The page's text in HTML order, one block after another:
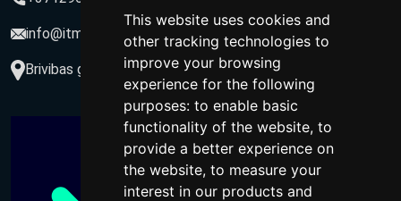
This website uses cookies and
other tracking technologies to
improve your browsing
experience for the following
purposes: to enable basic
functionality of the website, to
provide a better experience on
the website, to measure your
interest in our products and
info@itmarketing.lv
Brivibas gatve 234-77, LV-1039, Riga, Latvia